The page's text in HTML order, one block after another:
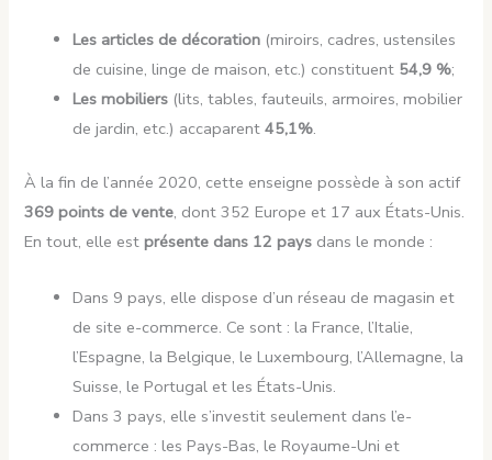
Les articles de décoration (miroirs, cadres, ustensiles
de cuisine, linge de maison, etc.) constituent 54,9 %;
Les mobiliers (lits, tables, fauteuils, armoires, mobilier
de jardin, etc.) accaparent45,1%.
À la fin de l’année 2020, cette enseigne possède à son actif
369 points de vente, dont 352 Europe et 17 aux États-Unis.
En tout, elle estprésente dans 12 pays dans le monde :
Dans 9 pays, elle dispose d’un réseau de magasin et
de site e-commerce. Ce sont : la France, l’Italie,
l’Espagne, la Belgique, le Luxembourg, l’Allemagne, la
Suisse, le Portugal et les États-Unis.
Dans 3 pays, elle s’investit seulement dans l’e-
commerce : les Pays-Bas, le Royaume-Uni et